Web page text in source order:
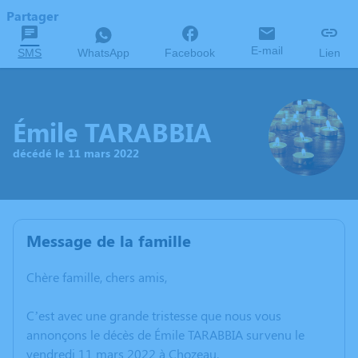
Partager
SMS WhatsApp Facebook E-mail Lien
Émile TARABBIA
décédé le 11 mars 2022
Message de la famille
Chère famille, chers amis,
C’est avec une grande tristesse que nous vous
annonçons le décès de Émile TARABBIA survenu le
vendredi 11 mars 2022 à Chozeau.